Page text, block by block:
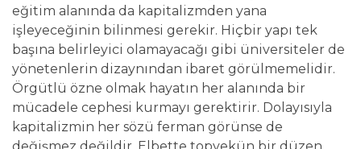
eğitim alanında da kapitalizmden yana
işleyeceğinin bilinmesi gerekir. Hiçbir yapı tek
başına belirleyici olamayacağı gibi üniversiteler de
yönetenlerin dizaynından ibaret görülmemelidir.
Örgütlü özne olmak hayatın her alanında bir
mücadele cephesi kurmayı gerektirir. Dolayısıyla
kapitalizmin her sözü ferman görünse de
değişmez değildir. Elbette topyekün bir düzen